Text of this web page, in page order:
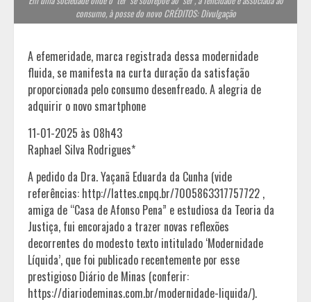
consumo, à posse do novo CRÉDITOS: Divulgação
A efemeridade, marca registrada dessa modernidade
fluida, se manifesta na curta duração da satisfação
proporcionada pelo consumo desenfreado. A alegria de
adquirir o novo smartphone
11-01-2025 às 08h43
Raphael Silva Rodrigues*
A pedido da Dra. Yaçanã Eduarda da Cunha (vide
referências: http://lattes.cnpq.br/7005863317757722 ,
amiga de “Casa de Afonso Pena” e estudiosa da Teoria da
Justiça, fui encorajado a trazer novas reflexões
decorrentes do modesto texto intitulado ‘Modernidade
Líquida’, que foi publicado recentemente por esse
prestigioso Diário de Minas (conferir:
https://diariodeminas.com.br/modernidade-liquida/).